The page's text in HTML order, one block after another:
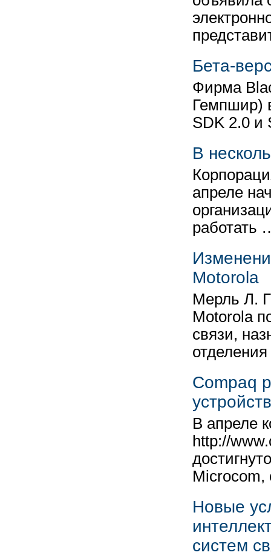
Бета-
Фирма
Гемпшир)
SDK 2.0 и
В
апреле
работать
Motorola
Мерль Л.
Motorola
связи,
Compaq
устройств
В апреле
http://
Новые
систем